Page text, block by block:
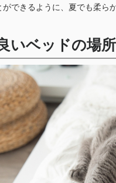
できるように、夏でも柔ら
いベッドの場所